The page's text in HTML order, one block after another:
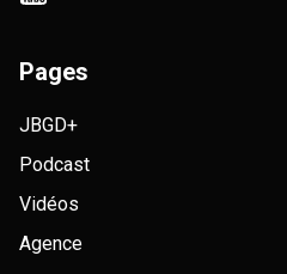
Pages
JBGD+
Podcast
Vidéos
Agence